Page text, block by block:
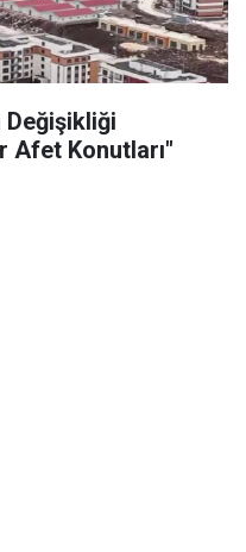
Afet Konutları"